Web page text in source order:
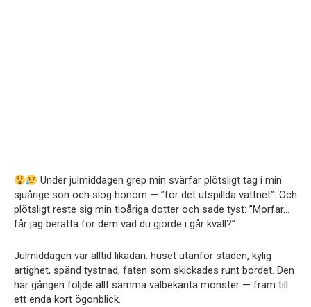
Under julmiddagen grep min svärfar plötsligt tag i min
sjuårige son och slog honom — ”för det utspillda vattnet”. Och
plötsligt reste sig min tioåriga dotter och sade tyst: ”Morfar…
får jag berätta för dem vad du gjorde i går kväll?”
Julmiddagen var alltid likadan: huset utanför staden, kylig
artighet, spänd tystnad, faten som skickades runt bordet. Den
här gången följde allt samma välbekanta mönster — fram till
ett enda kort ögonblick.